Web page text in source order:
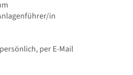
in
per E-Mail